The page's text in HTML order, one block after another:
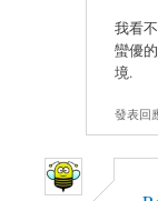
我看
蠻優
境.
發表回